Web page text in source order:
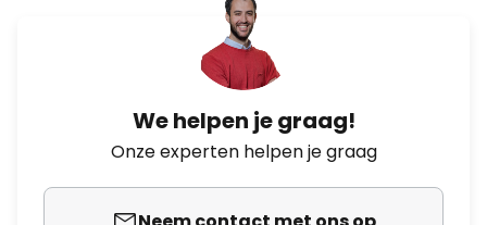
We helpen je graag!
Onze experten helpen je graag